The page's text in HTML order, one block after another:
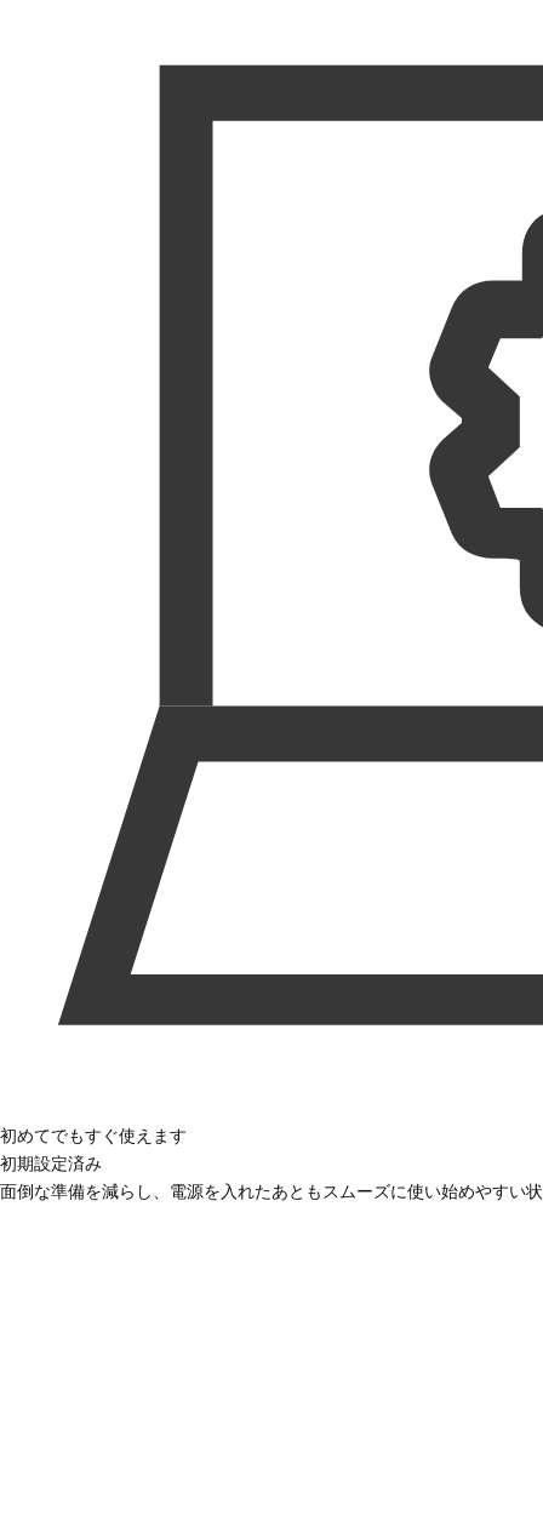
初めてでもすぐ使えます
初期設定済み
面倒な準備を減らし、電源を入れたあともスムーズに使い始めやすい